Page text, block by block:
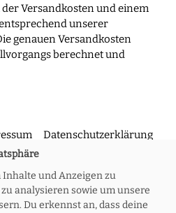
Versandkosten und einem
unserer
genauen Versandkosten
berechnet und
Datenschutzerklärung
und Rückgabe Widerruf
Inhalte und Anzeigen zu
analysieren sowie um unsere
Du erkennst an, dass deine